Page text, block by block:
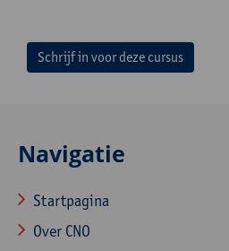
Schrijf in voor deze cursus
Navigatie
Startpagina
Over CNO